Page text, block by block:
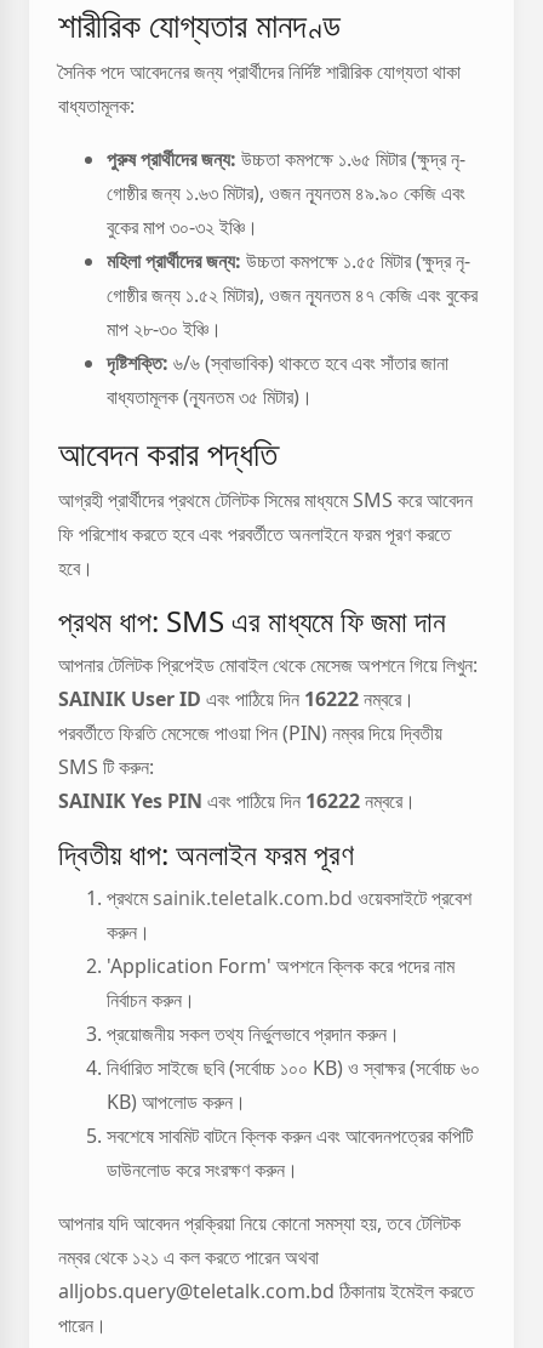
শারীরিক যোগ্যতার মানদণ্ড
সৈনিক পদে আবেদনের জন্য প্রার্থীদের নির্দিষ্ট শারীরিক যোগ্যতা থাকা
বাধ্যতামূলক:
পুরুষ প্রার্থীদের জন্য: উচ্চতা কমপক্ষে ১.৬৫ মিটার (ক্ষুদ্র নৃ-
গোষ্ঠীর জন্য ১.৬৩ মিটার), ওজন ন্যূনতম ৪৯.৯০ কেজি এবং
বুকের মাপ ৩০-৩২ ইঞ্চি।
মহিলা প্রার্থীদের জন্য: উচ্চতা কমপক্ষে ১.৫৫ মিটার (ক্ষুদ্র নৃ-
গোষ্ঠীর জন্য ১.৫২ মিটার), ওজন ন্যূনতম ৪৭ কেজি এবং বুকের
মাপ ২৮-৩০ ইঞ্চি।
দৃষ্টিশক্তি: ৬/৬ (স্বাভাবিক) থাকতে হবে এবং সাঁতার জানা
বাধ্যতামূলক (ন্যূনতম ৩৫ মিটার)।
আবেদন করার পদ্ধতি
আগ্রহী প্রার্থীদের প্রথমে টেলিটক সিমের মাধ্যমে SMS করে আবেদন
ফি পরিশোধ করতে হবে এবং পরবর্তীতে অনলাইনে ফরম পূরণ করতে
হবে।
প্রথম ধাপ: SMS এর মাধ্যমে ফি জমা দান
আপনার টেলিটক প্রিপেইড মোবাইল থেকে মেসেজ অপশনে গিয়ে লিখুন:
SAINIK User ID এবং পাঠিয়ে দিন 16222নম্বরে।
পরবর্তীতে ফিরতি মেসেজে পাওয়া পিন (PIN) নম্বর দিয়ে দ্বিতীয়
SMS টি করুন:
SAINIKYes PIN এবং পাঠিয়ে দিন 16222নম্বরে।
দ্বিতীয় ধাপ: অনলাইন ফরম পূরণ
প্রথমেsainik.teletalk.com.bd ওয়েবসাইটে প্রবেশ
করুন।
'Application Form' অপশনে ক্লিক করে পদের নাম
নির্বাচন করুন।
প্রয়োজনীয় সকল তথ্য নির্ভুলভাবে প্রদান করুন।
নির্ধারিত সাইজে ছবি (সর্বোচ্চ ১০০ KB) ও স্বাক্ষর (সর্বোচ্চ ৬০
KB) আপলোড করুন।
সবশেষে সাবমিট বাটনে ক্লিক করুন এবং আবেদনপত্রের কপিটি
ডাউনলোড করে সংরক্ষণ করুন।
আপনার যদি আবেদন প্রক্রিয়া নিয়ে কোনো সমস্যা হয়, তবে টেলিটক
নম্বর থেকে ১২১ এ কল করতে পারেন অথবা
alljobs.query@teletalk.com.bd ঠিকানায় ইমেইল করতে
পারেন।